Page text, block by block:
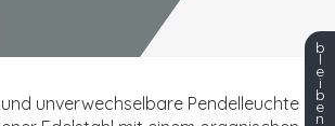
unverwechselbare Pendelleuchte
b
l
e
i
b
e
n